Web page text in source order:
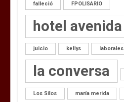
falleció FPOLISARIO
hotel avenida
juicio kellys laborales
la conversa
Los Silos maría merida